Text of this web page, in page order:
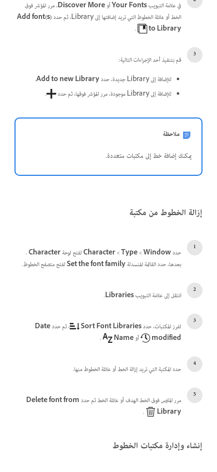
في علامة التبويبYour FontsأوDiscover More، مرر المؤشر فوق
الخط أو عائلة الخطوط التي تريد إضافتها إلى Library، ثم حدد
Add font(s)
to Library
.
قم بتنفيذ أحد الإجراءات التالية:
للإضافة إلى Library جديدة، حدد
Add to new Library
.
للإضافة إلى Library موجودة، مرر المؤشر فوقها، ثم حدد
.
ملاحظة
يمكنك إضافة خط إلى مكتبات متعددة.
إزالة الخطوط من مكتبة
حددWindow
>‏
Type
>‏
Characterلفتح لوحةCharacter
.
بعدها،حدد القائمة المنسدلةSet the font familyلفتح متصفح الخطوط.
انتقل إلى علامة التبويبLibraries
.
لفرز المكتبات، حددSort Font Libraries ، ثم حددDate
modified
أوName
.
حدد المكتبة التي تريد إزالة الخط أو عائلة الخطوط منها.
مرر الماوس فوق الخط الهدف أو عائلة الخط ثم حددDelete font from
Library
.
إنشاء وإدارة مكتبات الخطوط